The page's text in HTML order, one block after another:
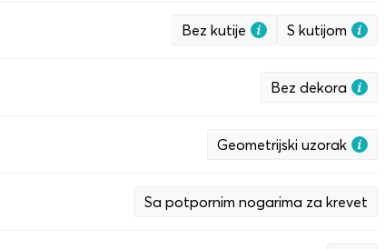
Bez kutije S kutijom
Bez dekora
Geometrijski uzorak
Sa potpornim nogarima za krevet